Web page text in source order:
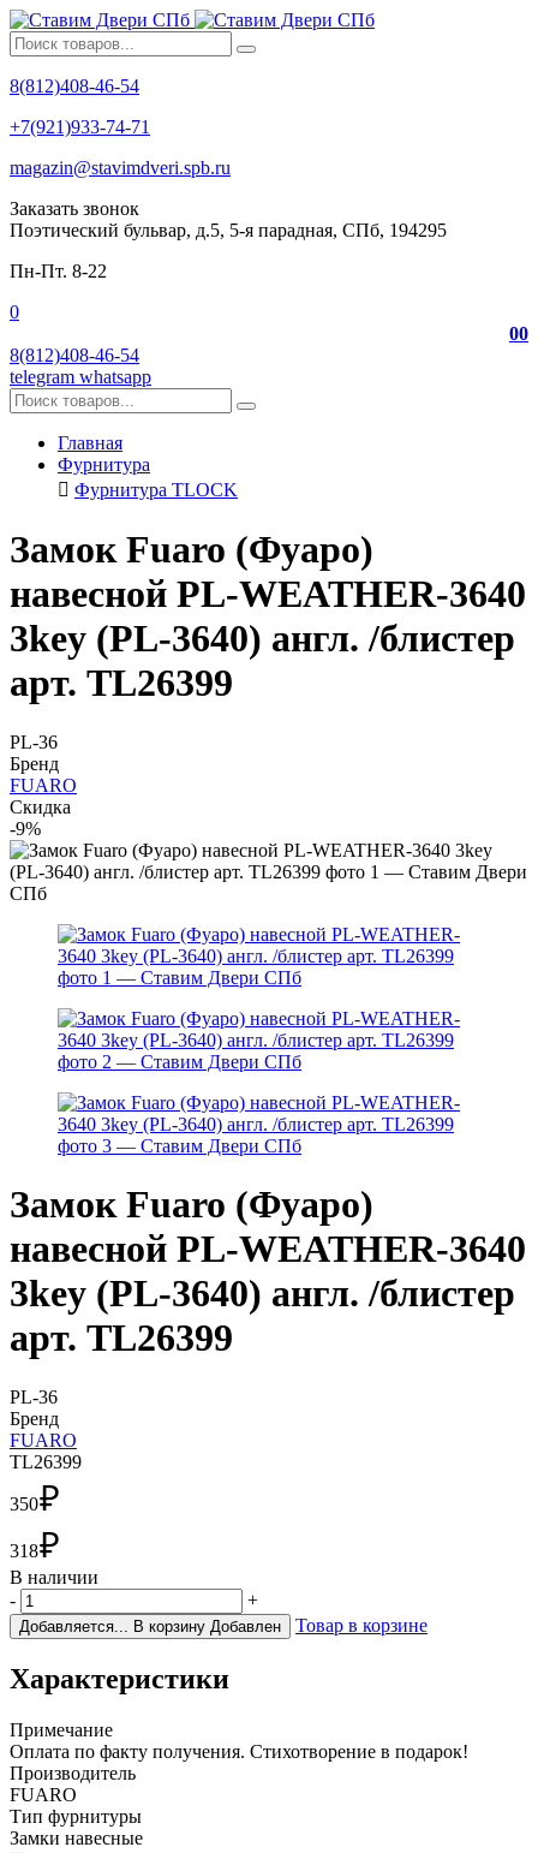
8(812)408-46-54
+7(921)933-74-71
magazin@stavimdveri.spb.ru
Заказать звонок
Поэтический бульвар, д.5, 5-я парадная, СПб, 194295
Пн-Пт. 8-22
0
00
8(812)408-46-54
telegram whatsapp
Главная
Фурнитура
Фурнитура TLOCK
Замок Fuaro (Фуаро)
навесной PL-WEATHER-3640
3key (PL-3640) англ. /блистер
арт. TL26399
PL-36
Бренд
FUARO
Скидка
-9%
Замок Fuaro (Фуаро)
навесной PL-WEATHER-3640
3key (PL-3640) англ. /блистер
арт. TL26399
PL-36
Бренд
FUARO
TL26399
350₽
318₽
В наличии
-
+
Добавляется... В корзину Добавлен Товар в корзине
Характеристики
Примечание
Оплата по факту получения. Стихотворение в подарок!
Производитель
FUARO
Тип фурнитуры
Замки навесные